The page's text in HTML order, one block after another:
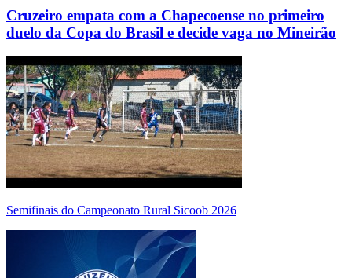
Cruzeiro empata com a Chapecoense no primeiro
duelo da Copa do Brasil e decide vaga no Mineirão
Semifinais do Campeonato Rural Sicoob 2026